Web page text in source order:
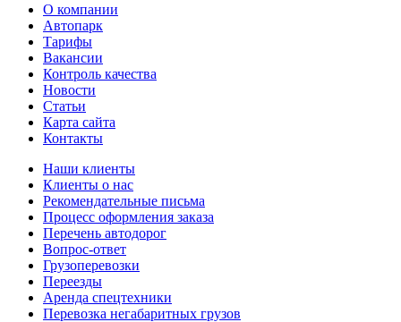
О компании
Автопарк
Тарифы
Вакансии
Контроль качества
Новости
Статьи
Карта сайта
Контакты
Наши клиенты
Клиенты о нас
Рекомендательные письма
Процесс оформления заказа
Перечень автодорог
Вопрос-ответ
Грузоперевозки
Переезды
Аренда спецтехники
Перевозка негабаритных грузов